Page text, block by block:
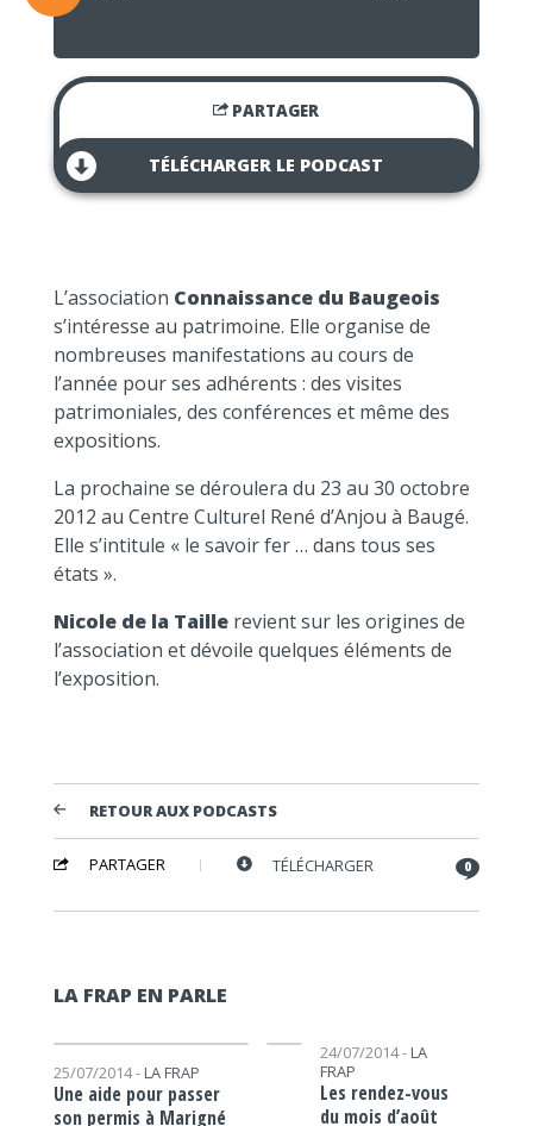
PARTAGER
TÉLÉCHARGER LE PODCAST
L’association Connaissance du Baugeois
s’intéresse au patrimoine. Elle organise de
nombreuses manifestations au cours de
l’année pour ses adhérents : des visites
patrimoniales, des conférences et même des
expositions.
La prochaine se déroulera du 23 au 30 octobre
2012 au Centre Culturel René d’Anjou à Baugé.
Elle s’intitule « le savoir fer … dans tous ses
états ».
Nicole de la Taillerevient sur les origines de
l’association et dévoile quelques éléments de
l’exposition.
RETOUR AUX PODCASTS
PARTAGER TÉLÉCHARGER 0
LA FRAP EN PARLE
Lecteur audio
25/07/2014 - LA FRAP
Une aide pour passer
son permis à Marigné
Lecteur audio 24/07/2014 - LA
FRAP
Les rendez-vous
du mois d’août